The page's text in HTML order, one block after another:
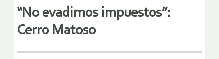
“No evadimos impuestos”:
Cerro Matoso